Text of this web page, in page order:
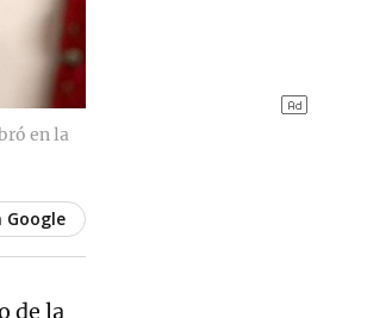
en la
Google
de la